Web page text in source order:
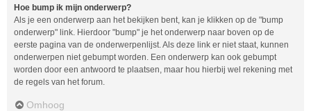
Hoe bump ik mijn onderwerp?
Als je een onderwerp aan het bekijken bent, kan je klikken op de "bump
onderwerp" link. Hierdoor "bump" je het onderwerp naar boven op de
eerste pagina van de onderwerpenlijst. Als deze link er niet staat, kunnen
onderwerpen niet gebumpt worden. Een onderwerp kan ook gebumpt
worden door een antwoord te plaatsen, maar hou hierbij wel rekening met
de regels van het forum.
Omhoog